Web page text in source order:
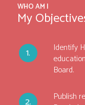
WHO AM I
My
Identify
Board.
Publish